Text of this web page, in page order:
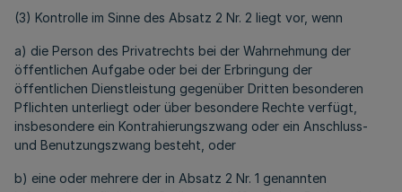
(3) Kontrolle im Sinne des Absatz 2 Nr. 2 liegt vor, wenn
a) die Person des Privatrechts bei der Wahrnehmung der
öffentlichen Aufgabe oder bei der Erbringung der
öffentlichen Dienstleistung gegenüber Dritten besonderen
Pflichten unterliegt oder über besondere Rechte verfügt,
insbesondere ein Kontrahierungszwang oder ein Anschluss-
und Benutzungszwang besteht, oder
b) eine oder mehrere der in Absatz 2 Nr. 1 genannten